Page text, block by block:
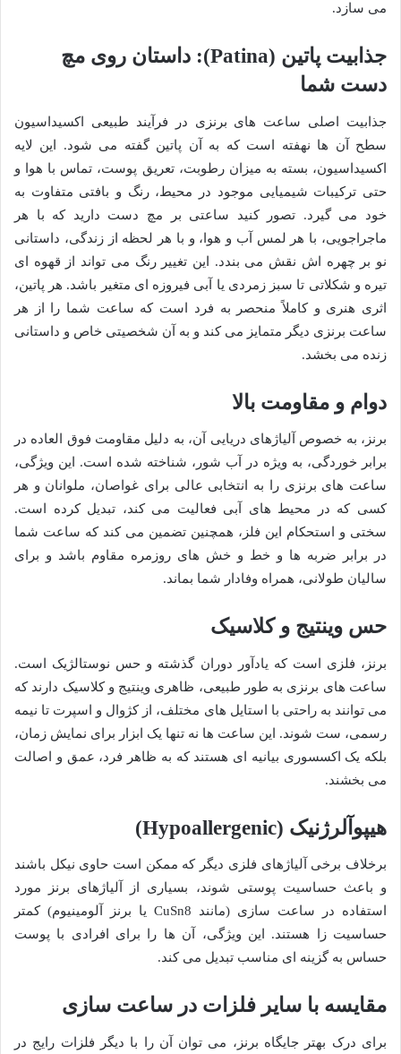
می سازد.
جذابیت پاتین (Patina): داستان روی مچ
دست شما
جذابیت اصلی ساعت های برنزی در فرآیند طبیعی اکسیداسیون
سطح آن ها نهفته است که به آن پاتین گفته می شود. این لایه
اکسیداسیون، بسته به میزان رطوبت، تعریق پوست، تماس با هوا و
حتی ترکیبات شیمیایی موجود در محیط، رنگ و بافتی متفاوت به
خود می گیرد. تصور کنید ساعتی بر مچ دست دارید که با هر
ماجراجویی، با هر لمس آب و هوا، و با هر لحظه از زندگی، داستانی
نو بر چهره اش نقش می بندد. این تغییر رنگ می تواند از قهوه ای
تیره و شکلاتی تا سبز زمردی یا آبی فیروزه ای متغیر باشد. هر پاتین،
اثری هنری و کاملاً منحصر به فرد است که ساعت شما را از هر
ساعت برنزی دیگر متمایز می کند و به آن شخصیتی خاص و داستانی
زنده می بخشد.
دوام و مقاومت بالا
برنز، به خصوص آلیاژهای دریایی آن، به دلیل مقاومت فوق العاده در
برابر خوردگی، به ویژه در آب شور، شناخته شده است. این ویژگی،
ساعت های برنزی را به انتخابی عالی برای غواصان، ملوانان و هر
کسی که در محیط های آبی فعالیت می کند، تبدیل کرده است.
سختی و استحکام این فلز، همچنین تضمین می کند که ساعت شما
در برابر ضربه ها و خط و خش های روزمره مقاوم باشد و برای
سالیان طولانی، همراه وفادار شما بماند.
حس وینتیج و کلاسیک
برنز، فلزی است که یادآور دوران گذشته و حس نوستالژیک است.
ساعت های برنزی به طور طبیعی، ظاهری وینتیج و کلاسیک دارند که
می توانند به راحتی با استایل های مختلف، از کژوال و اسپرت تا نیمه
رسمی، ست شوند. این ساعت ها نه تنها یک ابزار برای نمایش زمان،
بلکه یک اکسسوری بیانیه ای هستند که به ظاهر فرد، عمق و اصالت
می بخشند.
هیپوآلرژنیک (Hypoallergenic)
برخلاف برخی آلیاژهای فلزی دیگر که ممکن است حاوی نیکل باشند
و باعث حساسیت پوستی شوند، بسیاری از آلیاژهای برنز مورد
استفاده در ساعت سازی (مانند CuSn8 یا برنز آلومینیوم) کمتر
حساسیت زا هستند. این ویژگی، آن ها را برای افرادی با پوست
حساس به گزینه ای مناسب تبدیل می کند.
مقایسه با سایر فلزات در ساعت سازی
برای درک بهتر جایگاه برنز، می توان آن را با دیگر فلزات رایج در